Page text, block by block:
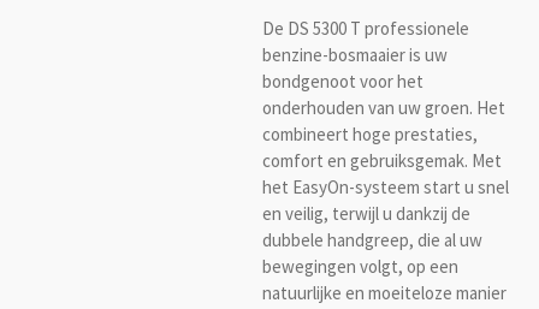
De DS 5300 T professionele
benzine-bosmaaier is uw
bondgenoot voor het
onderhouden van uw groen. Het
combineert hoge prestaties,
comfort en gebruiksgemak. Met
het EasyOn-systeem start u snel
en veilig, terwijl u dankzij de
dubbele handgreep, die al uw
bewegingen volgt, op een
natuurlijke en moeiteloze manier